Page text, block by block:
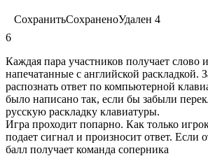
СохранитьСохраненоУдален 4
6
Каждая пара участников получает слово
напечатанные с английской раскладкой.
распознать ответ по компьютерной
было написано так, если бы забыли
русскую раскладку клавиатуры.
Игра проходит попарно. Как только
подает сигнал и произносит ответ. Если
балл получает команда соперника